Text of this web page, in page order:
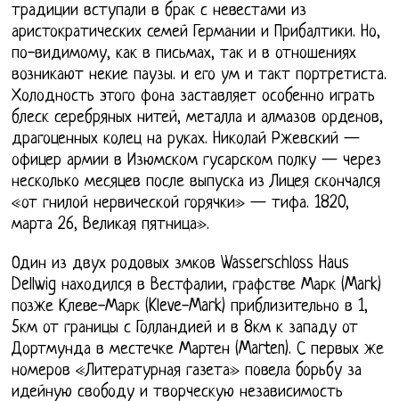
традиции вступали в брак с невестами из
аристократических семей Германии и Прибалтики. Но,
по-видимому, как в письмах, так и в отношениях
возникают некие паузы. и его ум и такт портретиста.
Холодность этого фона заставляет особенно играть
блеск серебряных нитей, металла и алмазов орденов,
драгоценных колец на руках. Николай Ржевский —
офицер армии в Изюмском гусарском полку — через
несколько месяцев после выпуска из Лицея скончался
«от гнилой нервической горячки» — тифа. 1820,
марта 26, Великая пятница».
Один из двух родовых змков Wasserschloss Haus
Dellwig находился в Вестфалии, графстве Марк (Mark)
позже Клеве-Марк (Kleve-Mark) приблизительно в 1,
5км от границы с Голландией и в 8км к западу от
Дортмунда в местечке Мартен (Marten). С первых же
номеров «Литературная газета» повела борьбу за
идейную свободу и творческую независимость